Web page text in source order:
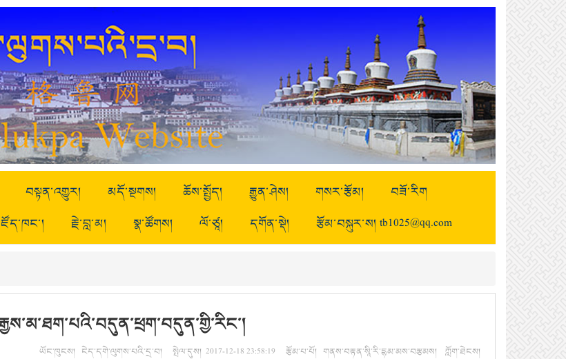
བསྟན་འགྱུར། མདོ་སྔགས། ཆོས་སྤྱོད། རྒྱུན་ཤེས། གསར་རྩོམ།
བཟོ་རིག
རྗེ་བླ་མ། སྣ་ཚོགས། ལོ་ཙཱ། དགོན་སྡེ། རྩོམ་བསྐུར་ས། tb1025@qq.com
ཡོང་ཁུངས། ངེད་དགེ་ལུགས་པའི་དྲ་བ། སྤེལ་དུས། 2017-12-18 23:58:19 རྩོམ་པ་པོ། གནས་བརྟན་སཱི་རི་དྷམ་མས་བརྩམས། ཀློག་ཐེངས།